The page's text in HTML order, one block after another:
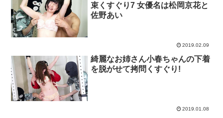
束くすぐり7 女優名は松岡京花と
佐野あい
2019.02.09
綺麗なお姉さん小春ちゃんの下着
を脱がせて拷問くすぐり!
2019.01.08